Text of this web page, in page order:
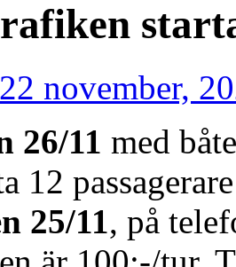
22 november,
26/11 med
12
25/11, på